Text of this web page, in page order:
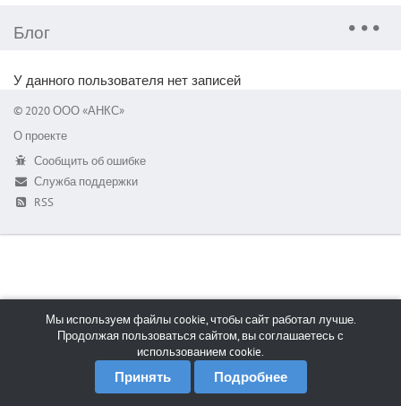
Блог
У данного пользователя нет записей
© 2020 ООО «АНКС»
О проекте
Сообщить об ошибке
Служба поддержки
RSS
Мы используем файлы cookie, чтобы сайт работал лучше.
Продолжая пользоваться сайтом, вы соглашаетесь с
использованием cookie.
Принять Подробнее